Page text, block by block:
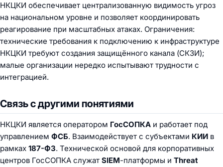
НКЦКИ обеспечивает централизованную видимость угроз
на национальном уровне и позволяет координировать
реагирование при масштабных атаках. Ограничения:
технические требования к подключению к инфраструктуре
НКЦКИ требуют создания защищённого канала (СКЗИ);
малые организации нередко испытывают трудности с
интеграцией.
Связь с другими понятиями
НКЦКИ является оператором ГосСОПКА и работает под
управлением ФСБ. Взаимодействует с субъектами КИИ в
рамках 187-ФЗ. Технической основой для корпоративных
центров ГосСОПКА служат SIEM-платформы и Threat